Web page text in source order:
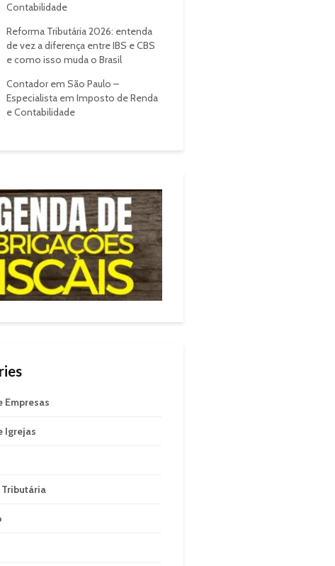
Contabilidade
Reforma Tributária 2026: entenda
de vez a diferença entre IBS e CBS
e como isso muda o Brasil
Contador em São Paulo –
Especialista em Imposto de Renda
e Contabilidade
Empresas
Igrejas